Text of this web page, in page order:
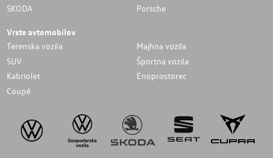
SKODA
Porsche
Vrste avtomobilov
Terenska vozila
Majhna vozila
SUV
Športna vozila
Kabriolet
Enoprostorec
Coupé